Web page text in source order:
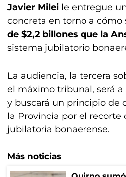
Javier Milei le entregue
concreta en torno a cómo
de $2,2 billones que la
sistema jubilatorio
La audiencia, la tercera
el máximo tribunal, será a
y buscará un principio de
la Provincia por el recorte
jubilatoria bonaerense.
Más noticias